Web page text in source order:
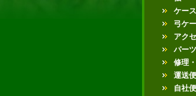
ケース
弓ケ
アク
パーツ
修理
運送
自社